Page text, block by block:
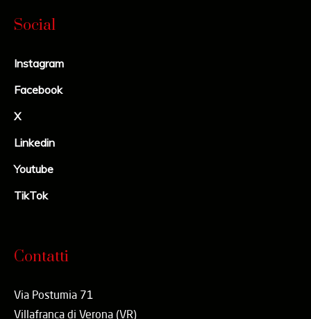
Social
Instagram
Facebook
X
Linkedin
Youtube
TikTok
Contatti
Via Postumia 71
Villafranca di Verona (VR)